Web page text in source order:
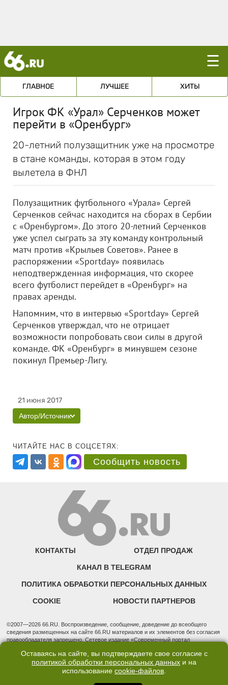
☰
ГЛАВНОЕ ЛУЧШЕЕ ХИТЫ
Игрок ФК «Урал» Серченков может
перейти в «Оренбург»
20-летний полузащитник уже на просмотре
в стане команды, которая в этом году
вылетела в ФНЛ
Полузащитник футбольного «Урала» Сергей
Серченков сейчас находится на сборах в Сербии
с «Оренбургом». До этого 20-летний Серченков
уже успел сыграть за эту команду контрольный
матч против «Крыльев Советов». Ранее в
распоряжении «Sportday» появилась
неподтвержденная информация, что скорее
всего футболист перейдет в «Оренбург» на
правах аренды.
Напомним, что в интервью «Sportday» Сергей
Серченков утверждал, что не отрицает
возможности попробовать свои силы в другой
команде. ФК «Оренбург» в минувшем сезоне
покинул Премьер-Лигу.
21 июня 2017
Автор/Источник
ЧИТАЙТЕ НАС В СОЦСЕТЯХ:
Сообщить новость
КОНТАКТЫ ОТДЕЛ ПРОДАЖ
КАНАЛ В TELEGRAM
ПОЛИТИКА ОБРАБОТКИ ПЕРСОНАЛЬНЫХ ДАННЫХ
COOKIE НОВОСТИ ПАРТНЕРОВ
©2007—2026 66.RU. Воспроизведение, сообщение, доведение до всеобщего
сведения размещенных на сайте 66.RU материалов и их элементов без согласия
правообладателя запрещено. Сетевое издание «Современный портал
надзору в сфере связи, информационных технологий и массовых коммуникаций
(Роскомнадзор). Регистрационный номер ЭЛ № ФС 77 - 76634 от 02.09.2019
Учредитель: Общество с ограниченной ответственностью "66.ру". Юридический
Оставаясь на сайте, вы подтверждаете свое согласие с
политикой обработки персональных данных и на
использование cookie-файлов.